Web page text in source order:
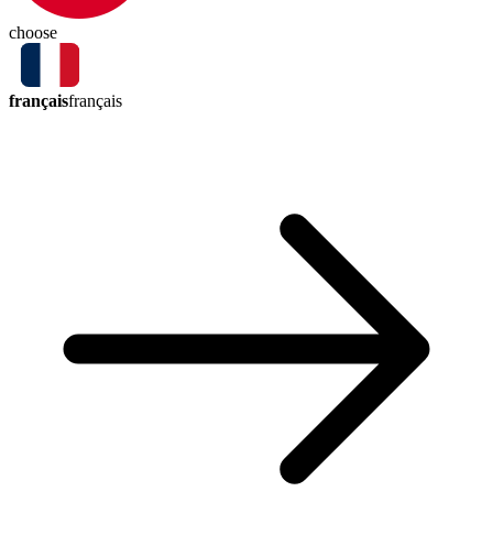
choose
françaisfrançais